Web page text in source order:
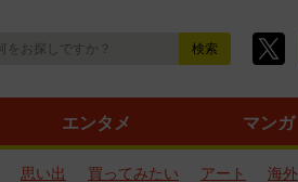
エンタメ マンガ
思い出 買ってみたい アート
海外